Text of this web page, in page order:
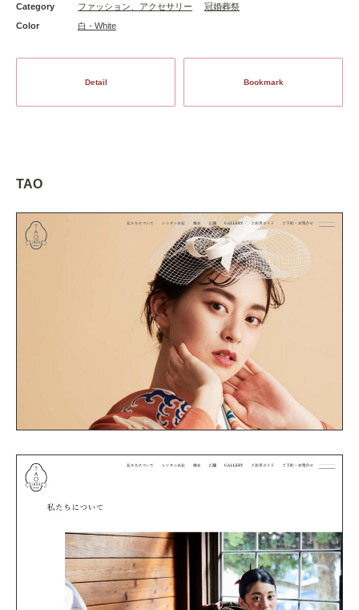
Category
ファッション、アクセサリー
冠婚葬祭
Color
白 - White
Detail Bookmark
TAO